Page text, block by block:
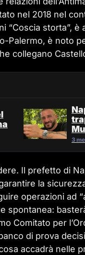
nel 2018 nel
storta”, è
Palermo, è noto
collegano
3
Il prefetto di
la
operazioni ad
spontanea:
Comitato per
di prova
accadrà nelle